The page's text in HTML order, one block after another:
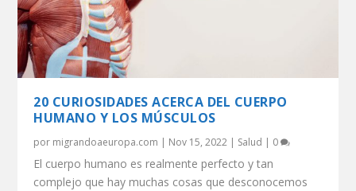
20 CURIOSIDADES ACERCA DEL CUERPO
HUMANO Y LOS MÚSCULOS
por migrandoaeuropa.com | Nov 15, 2022 | Salud | 0
El cuerpo humano es realmente perfecto y tan
complejo que hay muchas cosas que desconocemos